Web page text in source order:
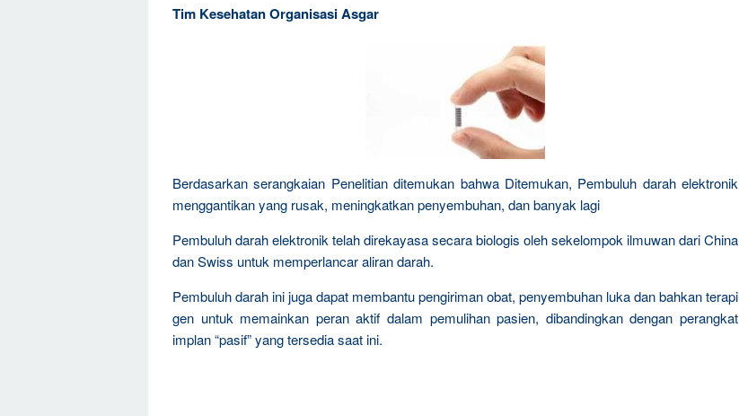
Tim Kesehatan Organisasi Asgar
Berdasarkan serangkaian Penelitian ditemukan bahwa Ditemukan, Pembuluh darah elektronik
menggantikan yang rusak, meningkatkan penyembuhan, dan banyak lagi
Pembuluh darah elektronik telah direkayasa secara biologis oleh sekelompok ilmuwan dari China
dan Swiss untuk memperlancar aliran darah.
Pembuluh darah ini juga dapat membantu pengiriman obat, penyembuhan luka dan bahkan terapi
gen untuk memainkan peran aktif dalam pemulihan pasien, dibandingkan dengan perangkat
implan “pasif” yang tersedia saat ini.